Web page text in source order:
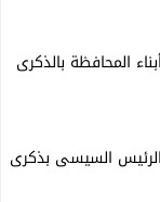
المحافظة بالذكرى
السيسى بذكرى